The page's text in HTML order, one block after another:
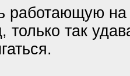
работающую
только так